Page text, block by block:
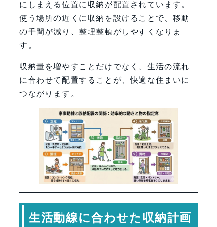
にしまえる位置に収納が配置されています。
使う場所の近くに収納を設けることで、移動
の手間が減り、整理整頓がしやすくなりま
す。
収納量を増やすことだけでなく、生活の流れ
に合わせて配置することが、快適な住まいに
つながります。
生活動線に合わせた収納計画